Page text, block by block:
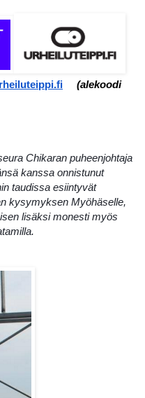
(alekoodi
Chikaran puheenjohtaja
kanssa onnistunut
taudissa esiintyvät
kysymyksen Myöhäselle,
lisäksi monesti myös